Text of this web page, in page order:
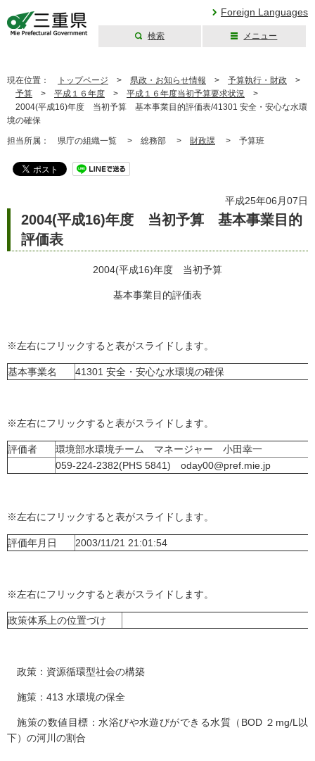
Foreign Languages
検索 メニュー
現在位置： トップページ > 県政・お知らせ情報 > 予算執行・財政 >
予算 > 平成１６年度 > 平成１６年度当初予算要求状況 >
2004(平成16)年度 当初予算 基本事業目的評価表/41301 安全・安心な水環
境の確保
担当所属： 県庁の組織一覧 > 総務部 > 財政課 > 予算班
平成25年06月07日
2004(平成16)年度 当初予算 基本事業目的
評価表
2004(平成16)年度 当初予算
基本事業目的評価表
※左右にフリックすると表がスライドします。
基本事業名 41301 安全・安心な水環境の確保
※左右にフリックすると表がスライドします。
評価者
環境部水環境チーム マネージャー 小田幸一
059-224-2382(PHS 5841) oday00@pref.mie.jp
※左右にフリックすると表がスライドします。
評価年月日 2003/11/21 21:01:54
※左右にフリックすると表がスライドします。
政策体系上の位置づけ
政策：資源循環型社会の構築
施策：413 水環境の保全
施策の数値目標：水浴びや水遊びができる水質（BOD ２mg/L以
下）の河川の割合